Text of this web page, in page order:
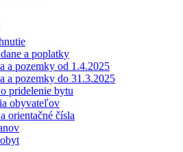
a poplatky
a pozemky od 1.4.2025
a pozemky do 31.3.2025
pridelenie bytu
obyvateľov
orientačné čísla